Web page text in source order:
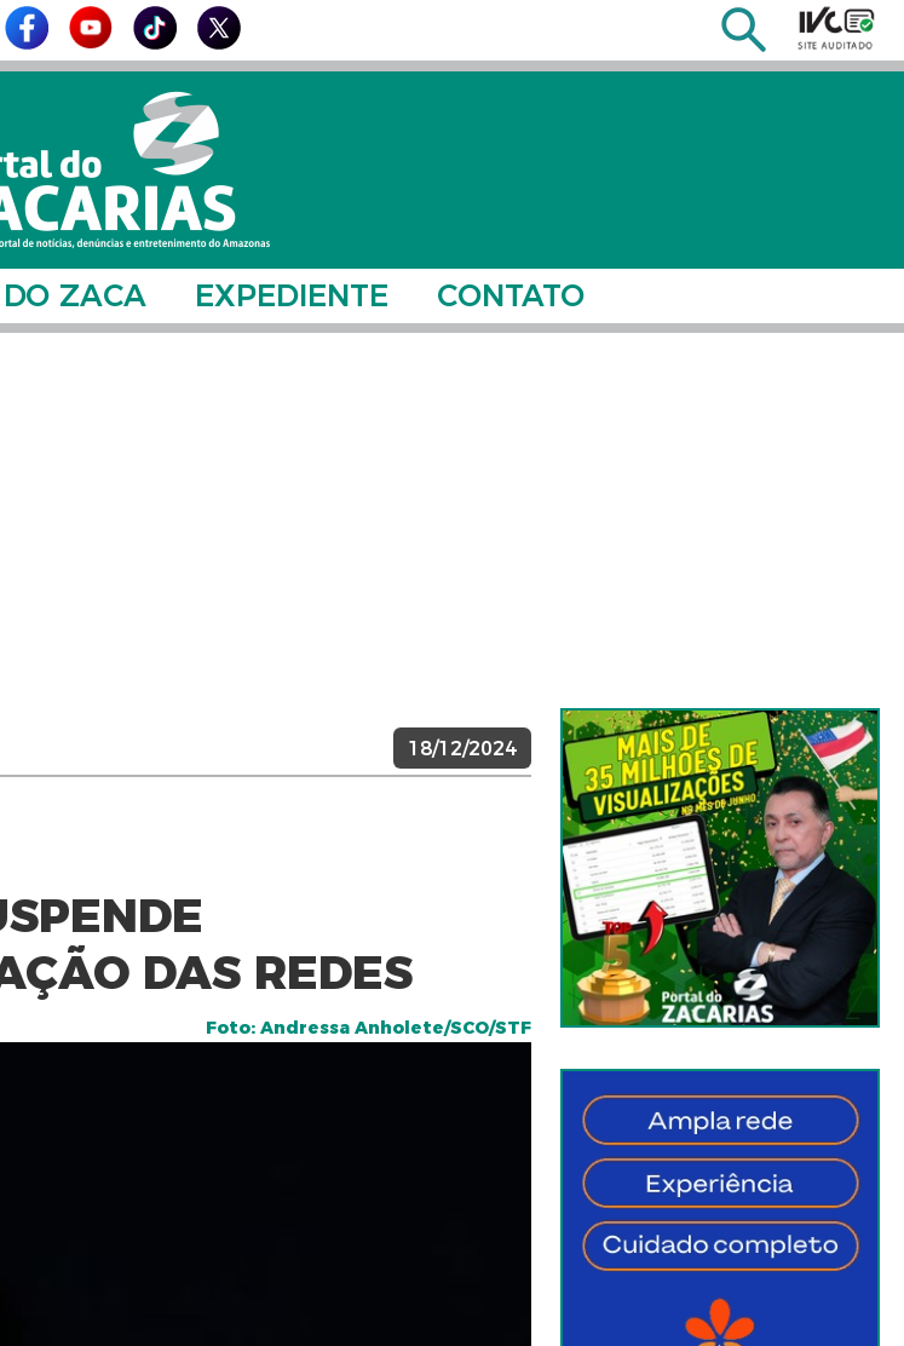
ZACA EXPEDIENTE CONTATO
18/12/2024
DAS REDES
Foto: Andressa Anholete/SCO/STF